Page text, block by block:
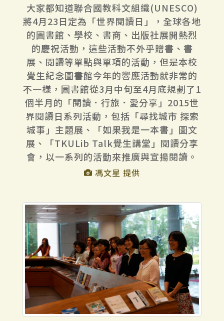
大家都知道聯合國教科文組織(UNESCO)
將4月23日定為「世界閱讀日」，全球各地
的圖書館、學校、書商、出版社展開熱烈
的慶祝活動，這些活動不外乎贈書、書
展、閱讀等單點與單項的活動，但是本校
覺生紀念圖書館今年的響應活動就非常的
不一樣，圖書館從3月中旬至4月底規劃了1
個半月的「閱讀．行旅．愛分享」2015世
界閱讀日系列活動，包括「尋找城市 探索
城事」主題展、「如果我是一本書」圖文
展、「TKULib Talk覺生講堂」閱讀分享
會，以一系列的活動來推廣與宣揚閱讀。
馮文星 提供